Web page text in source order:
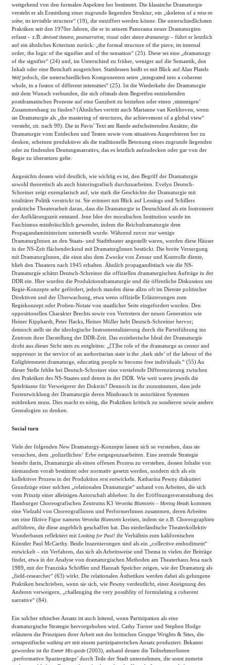
weitgehend von den formalen Aspekten her bestimmt. Die klassische Dramaturgie
versteht er als Ermittlung einer zugrunde liegenden Struktur, ein „skeleton of a mise en
scène , its invisible structure“ (19), die entziffert werden könne. Die unterschiedlichsten
Praktiken seit den 1970er Jahren, die er in seinem Panorama neuer Dramaturgien
erfasst – z.B. devised theatre postnarrative visual oder dance dramaturgy– führt er letztlich
auf ein ähnliches Kriterium zurück: „the formal structure of the piece, its internal
order, the logic of the signifier and of the sensation“ (25). Diese sei eine „dramaturgy
of the signifier“ (24) und, im Unterschied zu früher, weniger auf die Semantik, den
Inhalt oder eine Botschaft ausgerichtet. Stattdessen heißt es mit Blick auf Alan Platels
Wolfjedoch, die unterschiedlichen Komponenten seien „integrated into a coherent
whole, in a fusion of different intensities“ (25). Ist die Wiederkehr der Dramaturgie
mit dem Wunsch verbunden, die sich oftmals dem Begreifen entziehenden
postdramatischen Prozesse auf eine Ganzheit zu beziehen oder einen ‚stimmigen’
Zusammenhang zu finden? (Ähnliches vertritt auch Marianne van Kerkhoven, wenn
sie Dramaturgie als „the mastering of structures, the achievement of a global view“
versteht, zit. nach 99). Die in Pavis’ Text am Rande aufscheinenden Ansätze, die
Dramaturgie vom Entdecken und Testen sowie vom situativen Ausprobieren her zu
denken, scheinen produktiver als die traditionelle Betonung eines zugrunde liegenden
oder zu findenden Deutungsnarrativs, das es letztlich aufzudecken oder gar von der
Regie zu übersetzen gelte.
Angesichts dessen wird deutlich, wie wichtig es ist, den Begriff der Dramaturgie
sowohl theoretisch als auch historiografisch durchzuarbeiten. Evelyn Deutsch-
Schreiner zeigt exemplarisch auf, wie stark die Geschichte der Dramaturgie mit
totalitärer Politik verstrickt ist. Sie erinnert mit Blick auf Lessings und Schillers
praktische Theaterarbeit daran, dass die Dramaturgie in Deutschland als ein Instrument
der Aufklärungszeit entstand. Jene Idee der moralischen Institution wurde im
Faschismus missbräuchlich gewendet, indem die Reichsdramaturgie dem
Propagandaministerium unterstellt wurde. Während zuvor nur wenige
DramaturgInnen an den Staats- und Stadttheater angestellt waren, wurden diese Häuser
in der NS-Zeit flächendeckend mit DramaturgInnen bestückt. Die breite Versorgung
mit DramaturgInnen, die einst also dem Zwecke von Zensur und Kontrolle diente,
blieb den Theatern nach 1945 erhalten. Ähnlich propagandistisch wie die NS-
Dramaturgie schätzt Deutsch-Schreiner die offiziellen dramaturgischen Aufträge in der
DDR ein. Hier wurden die Produktionsdramaturgie und die öffentliche Diskussion um
Regie-Konzepte sehr gefördert, jedoch standen diese allzu oft im Dienste politischer
Direktiven und der Überwachung, etwa wenn offizielle Erläuterungen zum
Regiekonzept oder Proben-Notate von staatlicher Seite eingefordert wurden. Den
oppositionellen Charakter Brechts sowie von Vertretern der neuen Generation wie
Heiner Kipphardt, Peter Hacks, Heiner Müller hebt Deutsch-Schreiner hervor;
dennoch stellt sie die ideologische Instrumentalisierung durch die Parteiführung ins
Zentrum ihrer Darstellung der DDR-Zeit. Das erzieherische Ideal der Dramaturgie
droht aus dieser Sicht stets zu entgleiten: „[T]he role of the dramaturge as censor and
suppressor in the service of an authoritarian state is the ‚dark side’ of the labour of the
Enlightenment dramaturge, educating people to become free individuals.“ (55) An
dieser Stelle fehlte bei Deutsch-Schreiner eine vertiefende Differenzierung zwischen
den Praktiken des NS-Staates und denen in der DDR. Wie weit waren jeweils die
Spielräume für Verweigerer der Doktrin? Dennoch ist ihr zuzustimmen, dass jede
Fortentwicklung der Dramaturgie deren Missbrauch in autoritären Systemen
mitdenken muss. Dies macht es nötig, die Praktiken kritisch zu sondieren sowie andere
Genealogien zu denken.
Social turn
Viele der folgenden New Dramaturgy-Konzepte lassen sich so verstehen, dass sie
versuchen, dem ‚polizeilichen‘ Erbe entgegenzuarbeiten. Eine zentrale Strategie
besteht darin, Dramaturgie als einen offenen Prozess zu verstehen, dessen Inhalte von
niemandem vorab bestimmt oder normativ gesetzt werden, sondern sich als ein
kollektiver Prozess in der Produktion erst entwickeln. Katharina Pewny diskutiert
Grundzüge einer solchen „relationalen Dramaturgie“ anhand von Arbeiten, die sich
vom Prinzip einer alleinigen Autorschaft abheben: In der Eröffnungsveranstaltung des
Hamburger Choreografischen Zentrums K3 Veronika Blumstein – Moving Heads kommen
eine Vielzahl von ChoreografInnen und PerformerInnen zusammen, deren Arbeiten
um eine fiktive Figur namens Veronika Blumstein kreisen, indem sie z.B. Choreographien
aufführen, die diese angeblich geschaffen hat. Das niederländische Theaterkollektiv
Wunderbaum reflektiert mit Looking for Paul! ihr Verhältnis zum kalifornischen
Künstler Paul McCarthy. Beide Inszenierungen sind als ein „collective embodiment“
entwickelt – ein Verfahren, das sich als Arbeitsweise und Thema in vielen der Beiträge
findet, etwa in der Analyse von dramaturgischen Methoden am Theaterhaus Jena nach
1989, mit der Franziska Schößler und Hannah Speicher zeigen, wie der Dramaturg als
„field-researcher“ (63) wirkt. Die relationalen Ästhetiken werden dabei als gelungene
Praktiken beschrieben, wenn sie sich, wie Pewny verdeutlicht, einer Aneignung des
Anderen verweigern, „challenging the very possiblity of formulating a coherent
narrative“ (84).
Ein solcher ethischer Ansatz ist auch leitend, wenn Partizipation als eine
dramaturgische Strategie hervorgehoben wird. Cathy Turner und Stephen Hodge
erläutern die Prinzipien ihrer Arbeit mit der britischen Gruppe Wrights & Sites, die
ortsspezifische walking art mit einem partizipatorischen Ansatz produziert. Bekannt
geworden ist ihr Exeter Mis-guide (2003), anhand dessen die TeilnehmerInnen
‚performative Spaziergänge’ durch Teile der Stadt unternehmen, die sonst zumeist